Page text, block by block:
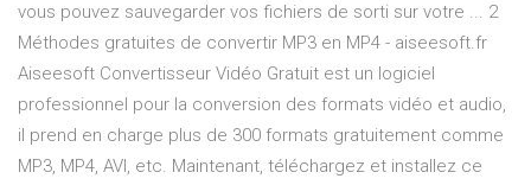
vous pouvez sauvegarder vos fichiers de sorti sur votre ... 2
Méthodes gratuites de convertir MP3 en MP4 - aiseesoft.fr
Aiseesoft Convertisseur Vidéo Gratuit est un logiciel
professionnel pour la conversion des formats vidéo et audio,
il prend en charge plus de 300 formats gratuitement comme
MP3, MP4, AVI, etc. Maintenant, téléchargez et installez ce